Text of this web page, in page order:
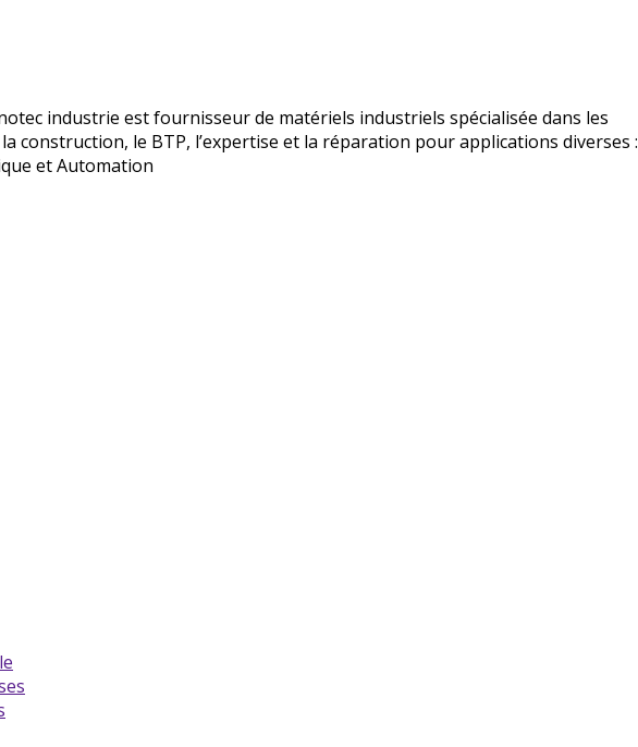
industrie est fournisseur de matériels industriels spécialisée dans les
construction, le BTP, l’expertise et la réparation pour applications diverses :
et Automation